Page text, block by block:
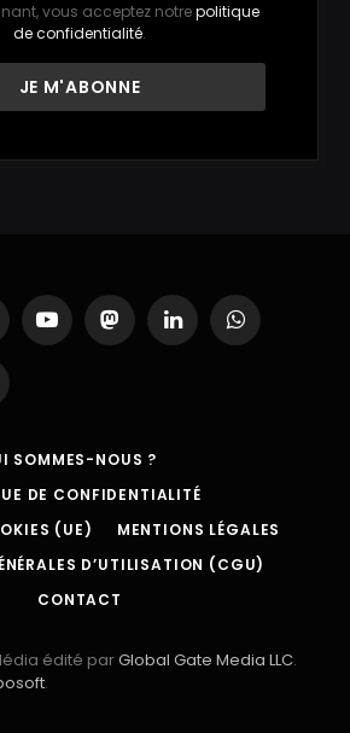
vous acceptez notrepolitique
de confidentialité.
YouTubeMastodonLinkedInWhatsApp
SOMMES-NOUS ?
DE CONFIDENTIALITÉ
(UE)
MENTIONS LÉGALES
D’UTILISATION (CGU)
CONTACT
édité parGlobal Gate Media LLC.
.